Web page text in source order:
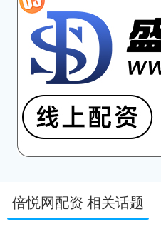
倍悦网配资 相关话题